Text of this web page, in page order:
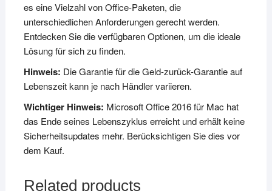
es eine Vielzahl von Office-Paketen, die
unterschiedlichen Anforderungen gerecht werden.
Entdecken Sie die verfügbaren Optionen, um die ideale
Lösung für sich zu finden.
Hinweis: Die Garantie für die Geld-zurück-Garantie auf
Lebenszeit kann je nach Händler variieren.
Wichtiger Hinweis: Microsoft Office 2016 für Mac hat
das Ende seines Lebenszyklus erreicht und erhält keine
Sicherheitsupdates mehr. Berücksichtigen Sie dies vor
dem Kauf.
Related products